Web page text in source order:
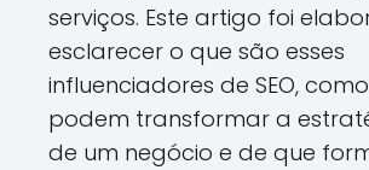
serviços. Este artigo foi
esclarecer o que são esses
influenciadores de SEO,
podem transformar a
de um negócio e de que